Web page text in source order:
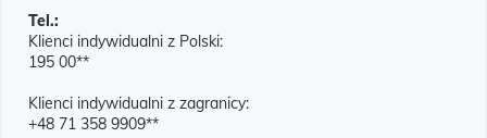
Tel.:
Klienci indywidualni z Polski:
195 00**
Klienci indywidualni z zagranicy:
+48 71 358 9909**